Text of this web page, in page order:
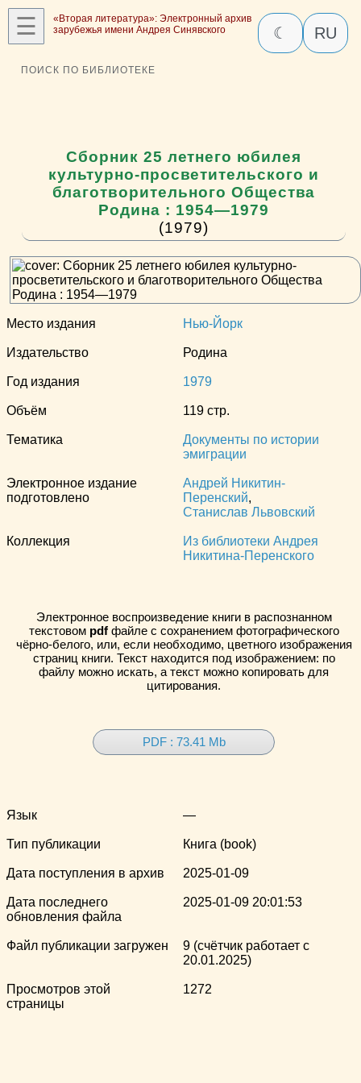
☰
«Вторая литература»: Электронный архив
зарубежья имени Андрея Синявского
☾ RU
ПОИСК ПО БИБЛИОТЕКЕ
Сборник 25 летнего юбилея
культурно-просветительского и
благотворительного Общества
Родина : 1954—1979
(1979)
Место издания Нью-Йорк
Издательство Родина
Год издания 1979
Объём 119 стр.
Тематика
Документы по истории
эмиграции
Электронное издание
подготовлено
Андрей Никитин-
Перенский,
Станислав Львовский
Коллекция
Из библиотеки Андрея
Никитина-Перенского
Электронное воспроизведение книги в распознанном
текстовом pdfфайле с сохранением фотографического
чёрно-белого, или, если необходимо, цветного изображения
страниц книги. Текст находится под изображением: по
файлу можно искать, а текст можно копировать для
цитирования.
PDF : 73.41 Mb
Язык —
Тип публикации Книга (book)
Дата поступления в архив 2025-01-09
Дата последнего
обновления файла
2025-01-09 20:01:53
Файл публикации загружен
9 (счётчик работает с
20.01.2025)
Просмотров этой
страницы
1272